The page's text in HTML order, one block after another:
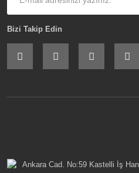
Bizi Takip Edin
Ankara Cad. No:59 Kastelli İş